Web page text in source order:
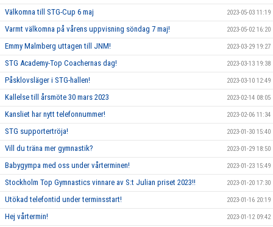
Välkomna till STG-Cup 6 maj 2023-05-03 11:19
Varmt välkomna på vårens uppvisning söndag 7 maj! 2023-05-02 16:20
Emmy Malmberg uttagen till JNM! 2023-03-29 19:27
STG Academy-Top Coachernas dag! 2023-03-13 19:38
Påsklovsläger i STG-hallen! 2023-03-10 12:49
Kallelse till årsmöte 30 mars 2023 2023-02-14 08:05
Kansliet har nytt telefonnummer! 2023-02-06 11:34
STG supportertröja! 2023-01-30 15:40
Vill du träna mer gymnastik? 2023-01-29 18:50
Babygympa med oss under vårterminen! 2023-01-23 15:49
Stockholm Top Gymnastics vinnare av S:t Julian priset 2023!! 2023-01-20 17:30
Utökad telefontid under terminsstart! 2023-01-16 20:19
Hej vårtermin! 2023-01-12 09:42